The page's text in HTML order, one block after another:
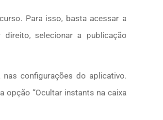
Para isso, basta acessar a
selecionar a publicação
configurações do aplicativo.
opção “Ocultar instants na caixa